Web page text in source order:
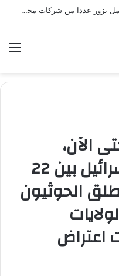
.وكيل وزارة الشؤون الاجتماعية والعمل يزور عددا من شركات مجموعة هائل سعيد أنعم وشركاه ويشيد بتجربتها المتقدمة في مجال السلامة والصحة المهنية*
حتى الآن،
أطلقت إيران نحو إسرائيل بين 22
أطلق الحوثيون
اعتراض